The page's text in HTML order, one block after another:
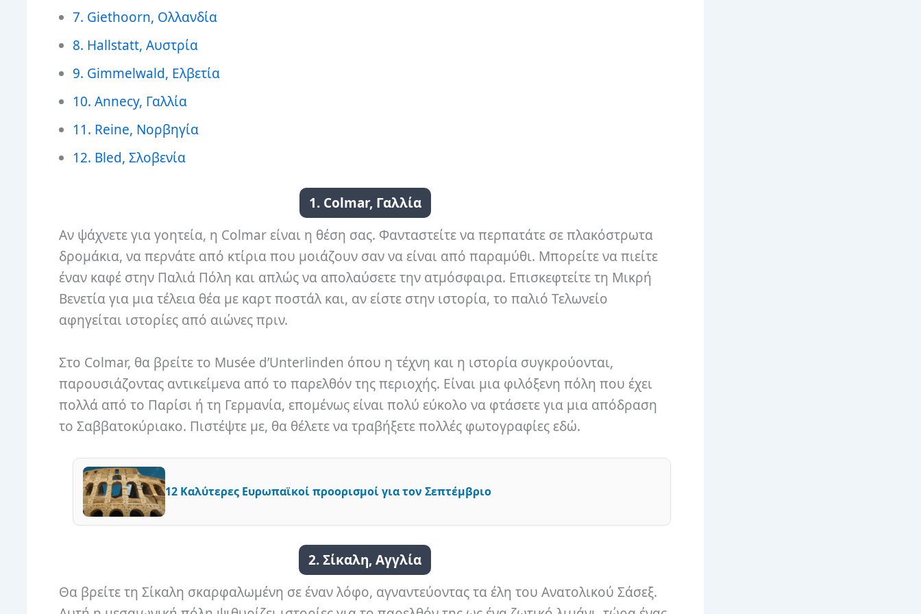
7. Giethoorn, Ολλανδία
8. Hallstatt, Αυστρία
9. Gimmelwald, Ελβετία
10. Annecy, Γαλλία
11. Reine, Νορβηγία
12. Bled, Σλοβενία
1. Colmar, Γαλλία
Αν ψάχνετε για γοητεία, η Colmar είναι η θέση σας. Φανταστείτε να περπατάτε σε πλακόστρωτα
δρομάκια, να περνάτε από κτίρια που μοιάζουν σαν να είναι από παραμύθι. Μπορείτε να πιείτε
έναν καφέ στην Παλιά Πόλη και απλώς να απολαύσετε την ατμόσφαιρα. Επισκεφτείτε τη Μικρή
Βενετία για μια τέλεια θέα με καρτ ποστάλ και, αν είστε στην ιστορία, το παλιό Τελωνείο
αφηγείται ιστορίες από αιώνες πριν.
Στο Colmar, θα βρείτε το Musée d’Unterlinden όπου η τέχνη και η ιστορία συγκρούονται,
παρουσιάζοντας αντικείμενα από το παρελθόν της περιοχής. Είναι μια φιλόξενη πόλη που έχει
πολλά από το Παρίσι ή τη Γερμανία, επομένως είναι πολύ εύκολο να φτάσετε για μια απόδραση
το Σαββατοκύριακο. Πιστέψτε με, θα θέλετε να τραβήξετε πολλές φωτογραφίες εδώ.
12 Καλύτερες Ευρωπαϊκοί προορισμοί για τον Σεπτέμβριο
2. Σίκαλη, Αγγλία
Θα βρείτε τη Σίκαλη σκαρφαλωμένη σε έναν λόφο, αγναντεύοντας τα έλη του Ανατολικού Σάσεξ.